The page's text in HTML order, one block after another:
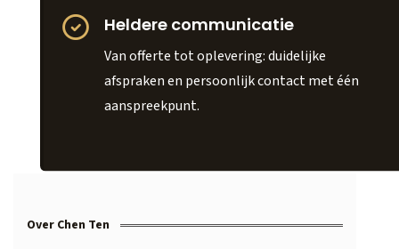
Heldere communicatie
Van offerte tot oplevering: duidelijke
afspraken en persoonlijk contact met één
aanspreekpunt.
Over Chen Ten